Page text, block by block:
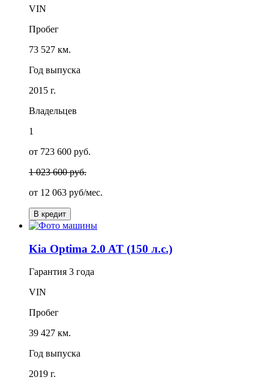
VIN
Пробег
73 527 км.
Год выпуска
2015 г.
Владельцев
1
от 723 600 руб.
1 023 600 руб.
от 12 063 руб/мес.
В кредит
Kia Optima 2.0 AT (150 л.с.)
Гарантия 3 года
VIN
Пробег
39 427 км.
Год выпуска
2019 г.